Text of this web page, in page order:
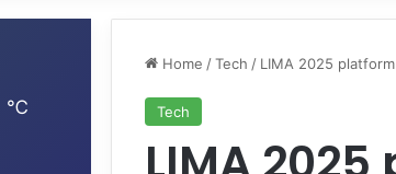
Home /Tech / LIMA 2025
Tech
℃